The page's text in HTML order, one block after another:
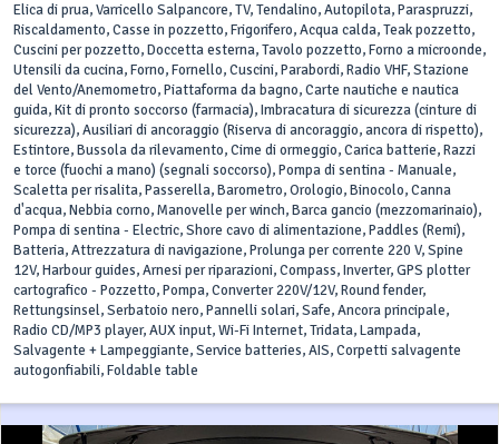
Elica di prua, Varricello Salpancore, TV, Tendalino, Autopilota, Paraspruzzi,
Riscaldamento, Casse in pozzetto, Frigorifero, Acqua calda, Teak pozzetto,
Cuscini per pozzetto, Doccetta esterna, Tavolo pozzetto, Forno a microonde,
Utensili da cucina, Forno, Fornello, Cuscini, Parabordi, Radio VHF, Stazione
del Vento/Anemometro, Piattaforma da bagno, Carte nautiche e nautica
guida, Kit di pronto soccorso (farmacia), Imbracatura di sicurezza (cinture di
sicurezza), Ausiliari di ancoraggio (Riserva di ancoraggio, ancora di rispetto),
Estintore, Bussola da rilevamento, Cime di ormeggio, Carica batterie, Razzi
e torce (fuochi a mano) (segnali soccorso), Pompa di sentina - Manuale,
Scaletta per risalita, Passerella, Barometro, Orologio, Binocolo, Canna
d'acqua, Nebbia corno, Manovelle per winch, Barca gancio (mezzomarinaio),
Pompa di sentina - Electric, Shore cavo di alimentazione, Paddles (Remi),
Batteria, Attrezzatura di navigazione, Prolunga per corrente 220 V, Spine
12V, Harbour guides, Arnesi per riparazioni, Compass, Inverter, GPS plotter
cartografico - Pozzetto, Pompa, Converter 220V/12V, Round fender,
Rettungsinsel, Serbatoio nero, Pannelli solari, Safe, Ancora principale,
Radio CD/MP3 player, AUX input, Wi-Fi Internet, Tridata, Lampada,
Salvagente + Lampeggiante, Service batteries, AIS, Corpetti salvagente
autogonfiabili, Foldable table